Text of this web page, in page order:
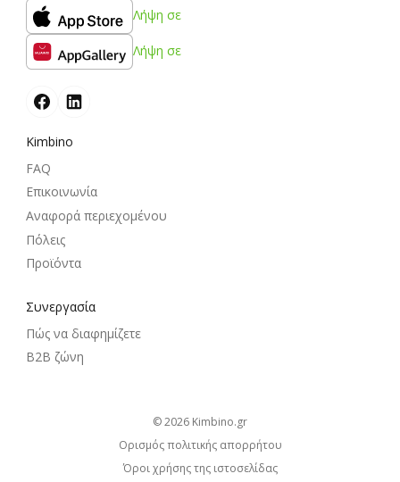
Λήψη σε
Λήψη σε
Kimbino
FAQ
Επικοινωνία
Αναφορά περιεχομένου
Πόλεις
Προϊόντα
Συνεργασία
Πώς να διαφημίζετε
B2B ζώνη
© 2026
kimbino.gr
Ορισμός πολιτικής απορρήτου
Όροι χρήσης της ιστοσελίδας